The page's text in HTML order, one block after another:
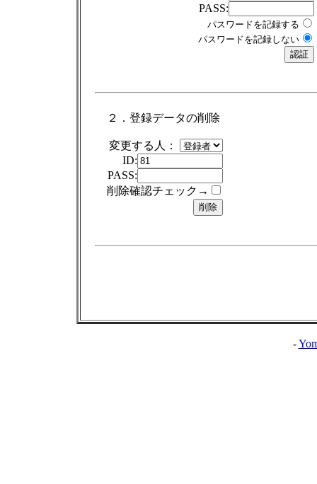
PASS:
パスワードを記録する
パスワードを記録しない
２．登録データの削除
変更する人：
ID:
PASS:
削除確認チェック→
-